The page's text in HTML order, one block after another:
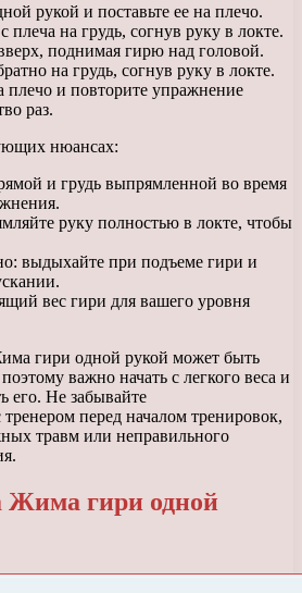
рукой и поставьте ее на плечо.
на грудь, согнув руку в локте.
поднимая гирю над головой.
на грудь, согнув руку в локте.
плечо и повторите упражнение
раз.
нюансах:
и грудь выпрямленной во время
руку полностью в локте, чтобы
выдыхайте при подъеме гири и
вес гири для вашего уровня
гири одной рукой может быть
важно начать с легкого веса и
его. Не забывайте
тренером перед началом тренировок,
травм или неправильного
Жима гири одной